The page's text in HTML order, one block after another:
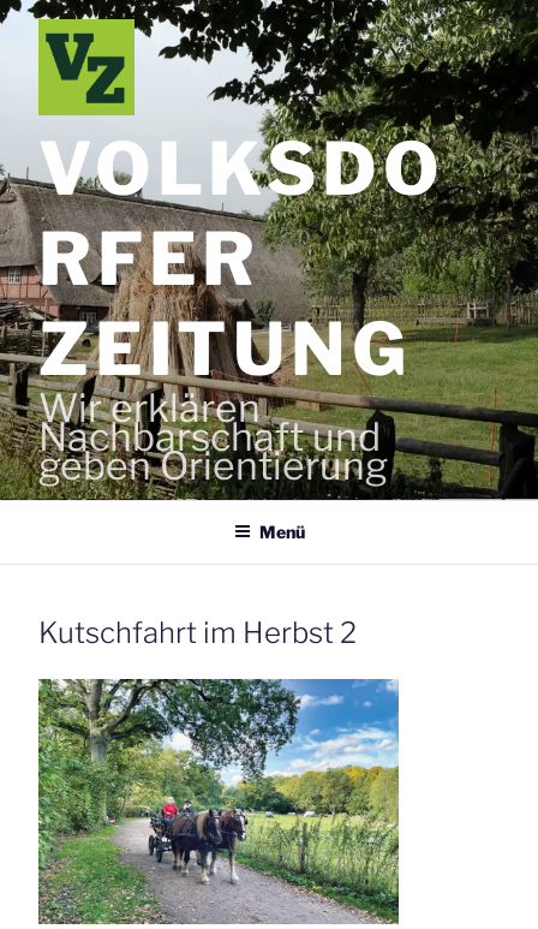
Zum
Inhalt
springen
VOLKSDO
RFER
ZEITUNG
Wir erklären
Nachbarschaft und
geben Orientierung
Menü
Kutschfahrt im Herbst 2